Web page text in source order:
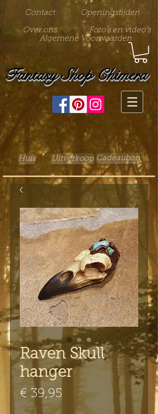
Contact Openingstijden
Over ons
Foto's en video's
Algemene Voorwaarden
Fantasy Shop Chimera
Huis Uitverkoop Cadeaubon
Raven Skull
hanger
€ 39,95 Prijs